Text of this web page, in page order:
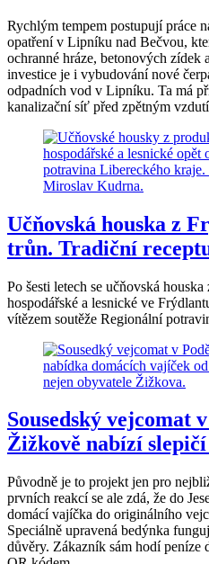
Rychlým tempem postupují práce
opatření v Lipníku nad Bečvou,
ochranné hráze, betonových zídek
investice je i vybudování nové
odpadních vod v Lipníku. Ta má
kanalizační síť před zpětným
Učňovská houska z
trůn. Tradiční
Po šesti letech se učňovská
hospodářské a lesnické ve
vítězem soutěže Regionální
Sousedský vejcomat
Žižkově nabízí
Původně je to projekt jen pro
prvních reakcí se ale zdá, že do
domácí vajíčka do originálního
Speciálně upravená bedýnka
důvěry. Zákazník sám hodí peníze